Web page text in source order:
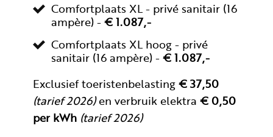
Comfortplaats XL - privé sanitair (16
ampère) -€ 1.087,-
Comfortplaats XL hoog - privé
sanitair (16 ampère) -€ 1.087,-
Exclusief toeristenbelasting€ 37,50
(tarief 2026)en verbruik elektra € 0,50
per kWh (tarief 2026)